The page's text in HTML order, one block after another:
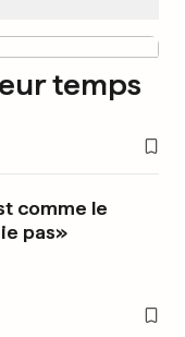
temps
comme le
pas»